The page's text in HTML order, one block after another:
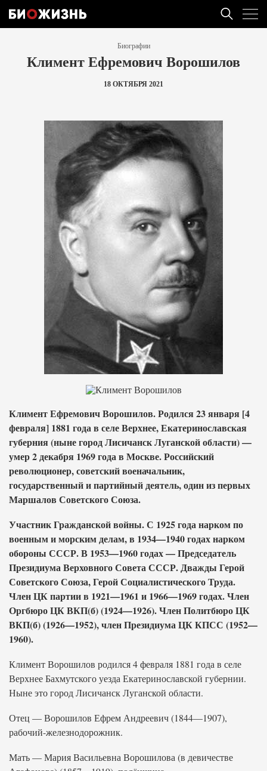
Биографии
Климент Ефремович Ворошилов
18 ОКТЯБРЯ 2021
Климент Ефремович Ворошилов. Родился 23 января [4
февраля] 1881 года в селе Верхнее, Екатеринославская
губерния (ныне город Лисичанск Луганской области) —
умер 2 декабря 1969 года в Москве. Российский
революционер, советский военачальник,
государственный и партийный деятель, один из первых
Маршалов Советского Союза.
Участник Гражданской войны. С 1925 года нарком по
военным и морским делам, в 1934—1940 годах нарком
обороны СССР. В 1953—1960 годах — Председатель
Президиума Верховного Совета СССР. Дважды Герой
Советского Союза, Герой Социалистического Труда.
Член ЦК партии в 1921—1961 и 1966—1969 годах. Член
Оргбюро ЦК ВКП(б) (1924—1926). Член Политбюро ЦК
ВКП(б) (1926—1952), член Президиума ЦК КПСС (1952—
1960).
Климент Ворошилов родился 4 февраля 1881 года в селе
Верхнее Бахмутского уезда Екатеринославской губернии.
Ныне это город Лисичанск Луганской области.
Отец — Ворошилов Ефрем Андреевич (1844—1907),
рабочий-железнодорожник.
Мать — Мария Васильевна Ворошилова (в девичестве